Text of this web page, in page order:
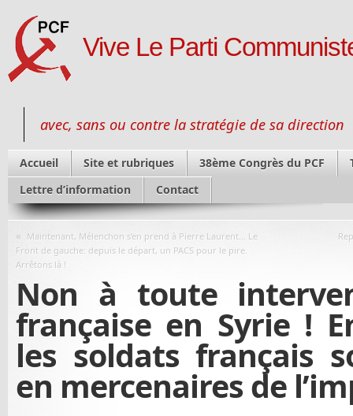
Vive Le Parti
avec, sans ou contre la stratégie de sa direction
Accueil Site et rubriques 38ème Congrès du PCF
Lettre d’information
Contact
« Maintenant, Mélenchon s’en prend à Pierre Laurent… Le
Front de gauche: depuis le départ, un PACS pour le pire.
Arrêtons là !
Non à toute
française en Syrie !
les soldats français
en mercenaires de